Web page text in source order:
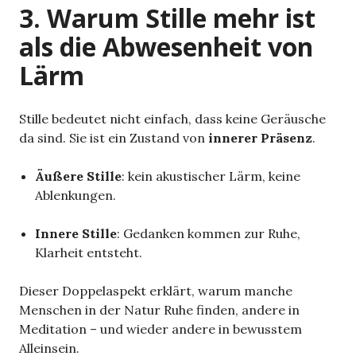
3. Warum Stille mehr ist
als die Abwesenheit von
Lärm
Stille bedeutet nicht einfach, dass keine Geräusche
da sind. Sie ist ein Zustand von innerer Präsenz.
Äußere Stille: kein akustischer Lärm, keine
Ablenkungen.
Innere Stille: Gedanken kommen zur Ruhe,
Klarheit entsteht.
Dieser Doppelaspekt erklärt, warum manche
Menschen in der Natur Ruhe finden, andere in
Meditation – und wieder andere in bewusstem
Alleinsein.